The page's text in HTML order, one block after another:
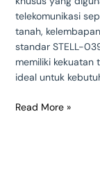
telekomunikasi
tanah,
standar STELL-
memiliki kekuatan
ideal untuk
Read More »